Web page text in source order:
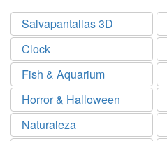
Salvapantallas 3D
Clock
Fish & Aquarium
Horror & Halloween
Naturaleza